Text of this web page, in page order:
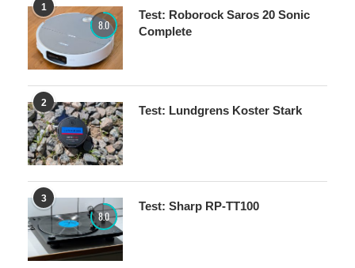
1
8.0
Test: Roborock Saros 20 Sonic
Complete
2
Test: Lundgrens Koster Stark
3
8.0
Test: Sharp RP-TT100